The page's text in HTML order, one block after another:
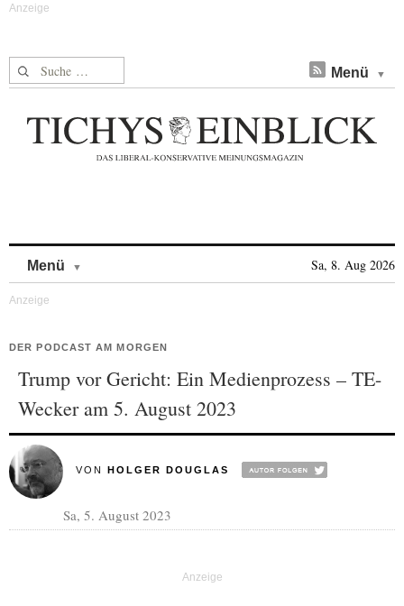
Suche nach: Menü
Menü Sa, 8. Aug 2026
DER PODCAST AM MORGEN
Trump vor Gericht: Ein Medienprozess – TE-
Wecker am 5. August 2023
VON HOLGER DOUGLAS
Sa, 5. August 2023